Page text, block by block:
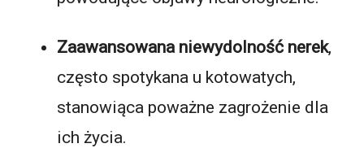
Zaawansowana niewydolność nerek,
często spotykana u kotowatych,
stanowiąca poważne zagrożenie dla
ich życia.